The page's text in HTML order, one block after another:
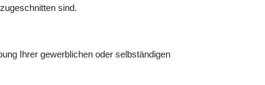
sind.
Ihrer gewerblichen oder selbständigen